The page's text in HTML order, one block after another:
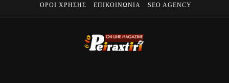
ΟΡΟΙ ΧΡΗΣΗΣ ΕΠΙΚΟΙΝΩΝΙΑ SEO AGENCY